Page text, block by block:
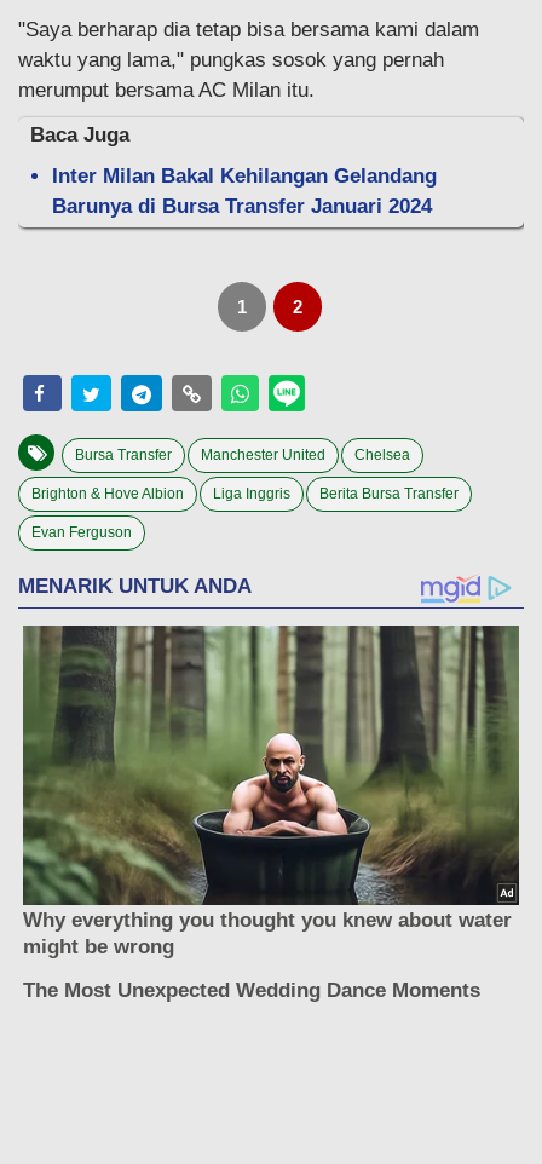
"Saya berharap dia tetap bisa bersama kami dalam
waktu yang lama," pungkas sosok yang pernah
merumput bersama AC Milan itu.
Baca Juga
Inter Milan Bakal Kehilangan Gelandang
Barunya di Bursa Transfer Januari 2024
1 2
Bursa Transfer Manchester United Chelsea
Brighton & Hove Albion Liga Inggris Berita Bursa Transfer
Evan Ferguson